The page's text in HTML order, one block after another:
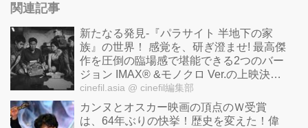
関連記事
新たなる発見-『パラサイト 半地下の家
族』の世界！ 感覚を、研ぎ澄ませ! 最高傑
作を圧倒の臨場感で堪能できる2つのバー
ジョン IMAX® &モノクロ Ver.の上映決
定！
cinefil.asia @ cinefil編集部
カンヌとオスカー映画の頂点のＷ受賞
は、64年ぶりの快挙！歴史を変えた！偉